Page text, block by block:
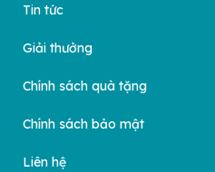
Tin tức
Giải thưởng
Chính sách quà tặng
Chính sách bảo mật
Liên hệ